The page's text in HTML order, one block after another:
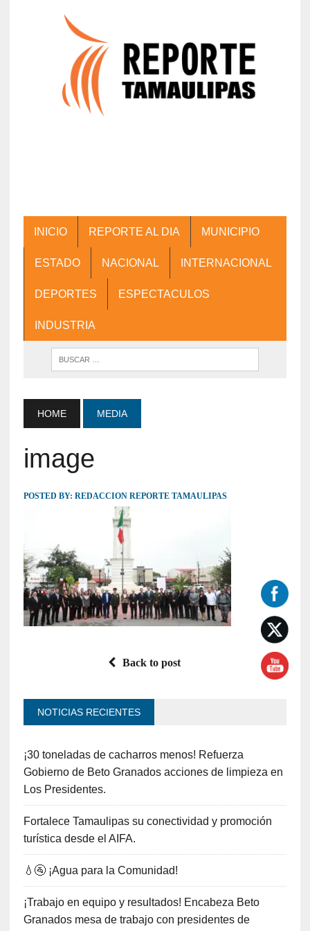
INICIO REPORTE AL DIA MUNICIPIO
ESTADO NACIONAL INTERNACIONAL
DEPORTES ESPECTACULOS
INDUSTRIA
HOME MEDIA
image
POSTED BY: REDACCION REPORTE TAMAULIPAS
Back to post
NOTICIAS RECIENTES
¡30 toneladas de cacharros menos! Refuerza
Gobierno de Beto Granados acciones de limpieza en
Los Presidentes.
Fortalece Tamaulipas su conectividad y promoción
turística desde el AIFA.
💧🚰 ¡Agua para la Comunidad!
¡Trabajo en equipo y resultados! Encabeza Beto
Granados mesa de trabajo con presidentes de